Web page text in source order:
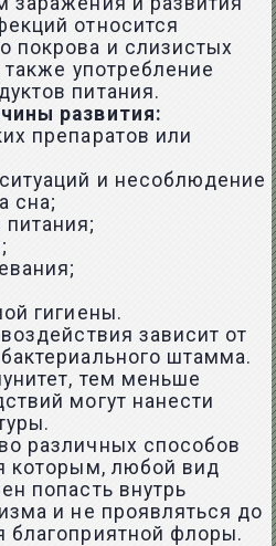
относится
покрова и слизистых
употребление
питания.
развития:
препаратов или
и несоблюдение
сна;
гигиены.
зависит от
штамма.
тем меньше
могут нанести
различных способов
которым, любой вид
попасть внутрь
и не проявляться до
благоприятной флоры.